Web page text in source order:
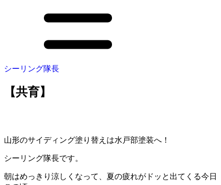
シーリング隊長
【共育】
山形のサイディング塗り替えは水戸部塗装へ！
シーリング隊長です。
朝はめっきり涼しくなって、夏の疲れがドッと出てくる今日